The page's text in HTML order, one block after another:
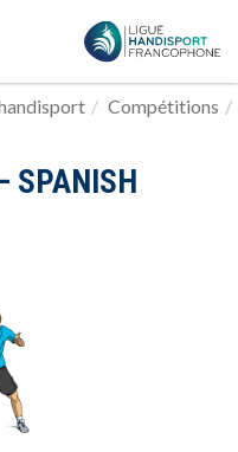
Compétitions
SPANISH